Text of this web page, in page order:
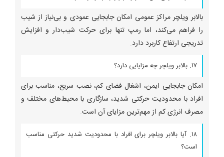
بالابر ویلچر مراکز عمومی امکان جابجایی عمودی و بی‌نیاز از شیب
را فراهم می‌کند، اما رمپ تنها برای حرکت شیب‌دار و افزایش
تدریجی ارتفاع کاربرد دارد.
۱۷. بالابر ویلچر چه مزایایی دارد؟
امکان جابجایی ایمن، اشغال فضای کم، نصب سریع، مناسب برای
افراد با محدودیت حرکتی شدید، سازگاری با محیط‌های مختلف و
مصرف انرژی کم از مهم‌ترین مزایای آن است.
۱۸. آیا بالابر ویلچر برای افراد با محدودیت شدید حرکتی مناسب
است؟